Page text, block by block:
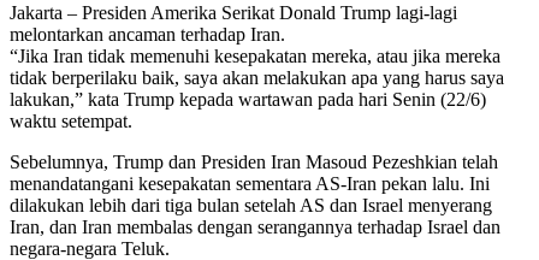
Jakarta – Presiden Amerika Serikat Donald Trump lagi-lagi
melontarkan ancaman terhadap Iran.
“Jika Iran tidak memenuhi kesepakatan mereka, atau jika mereka
tidak berperilaku baik, saya akan melakukan apa yang harus saya
lakukan,” kata Trump kepada wartawan pada hari Senin (22/6)
waktu setempat.
Sebelumnya, Trump dan Presiden Iran Masoud Pezeshkian telah
menandatangani kesepakatan sementara AS-Iran pekan lalu. Ini
dilakukan lebih dari tiga bulan setelah AS dan Israel menyerang
Iran, dan Iran membalas dengan serangannya terhadap Israel dan
negara-negara Teluk.